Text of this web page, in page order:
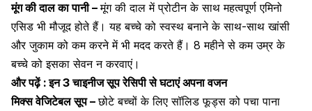
मूंग की दाल का पानी –मूंग की दाल में प्रोटीन के साथ महत्वपूर्ण एमिनो
एसिड भी मौजूद होते हैं। यह बच्चे को स्वस्थ बनाने के साथ-साथ खांसी
और जुकाम को कम करने में भी मदद करते हैं। 8 महीने से कम उम्र के
बच्चे को इसका सेवन न करवाएं।
और पढ़ें :इन 3 चाइनीज सूप रेसिपी से घटाएं अपना वजन
मिक्स वेजिटेबल सूप –छोटे बच्चों के लिए सॉलिड फूड्स को पचा पाना